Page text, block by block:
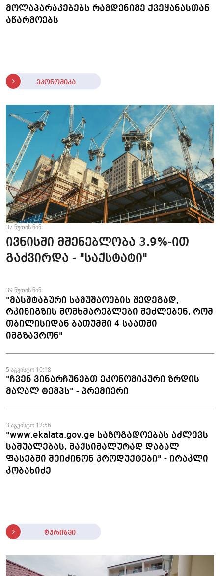
მოლაპარაკებებს რამდენიმე ქვეყანასთან
აწარმოებს
ეკონომიკა
37 წუთის წინ
ივნისში მშენებლობა 3.9%-ით
გაძვირდა - "საქსტატი"
39 წუთის წინ
"მასშტაბური სამუშაოების შედეგად,
რკინიგზის მომხმარებლები შეძლებენ, რომ
თბილისიდან ბათუმში 4 საათში
იმგზავრონ"
5 აგვისტო 10:18
"ჩვენ ვინარჩუნებთ ეკონომიკური ზრდის
მაღალ ტემპს" - პრემიერი
3 აგვისტო 12:56
"www.ekalata.gov.ge საზოგადოებას აძლევს
საშუალებას, მაქსიმალურად დაბალ
ფასებში შეიძინონ პროდუქტები" - ირაკლი
კობახიძე
ტურიზმი